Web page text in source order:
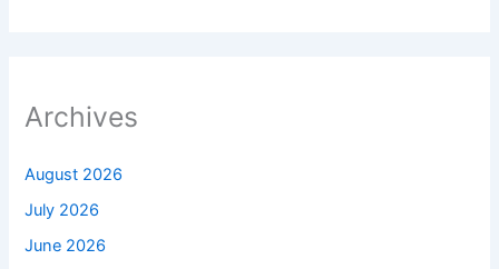
Archives
August 2026
July 2026
June 2026